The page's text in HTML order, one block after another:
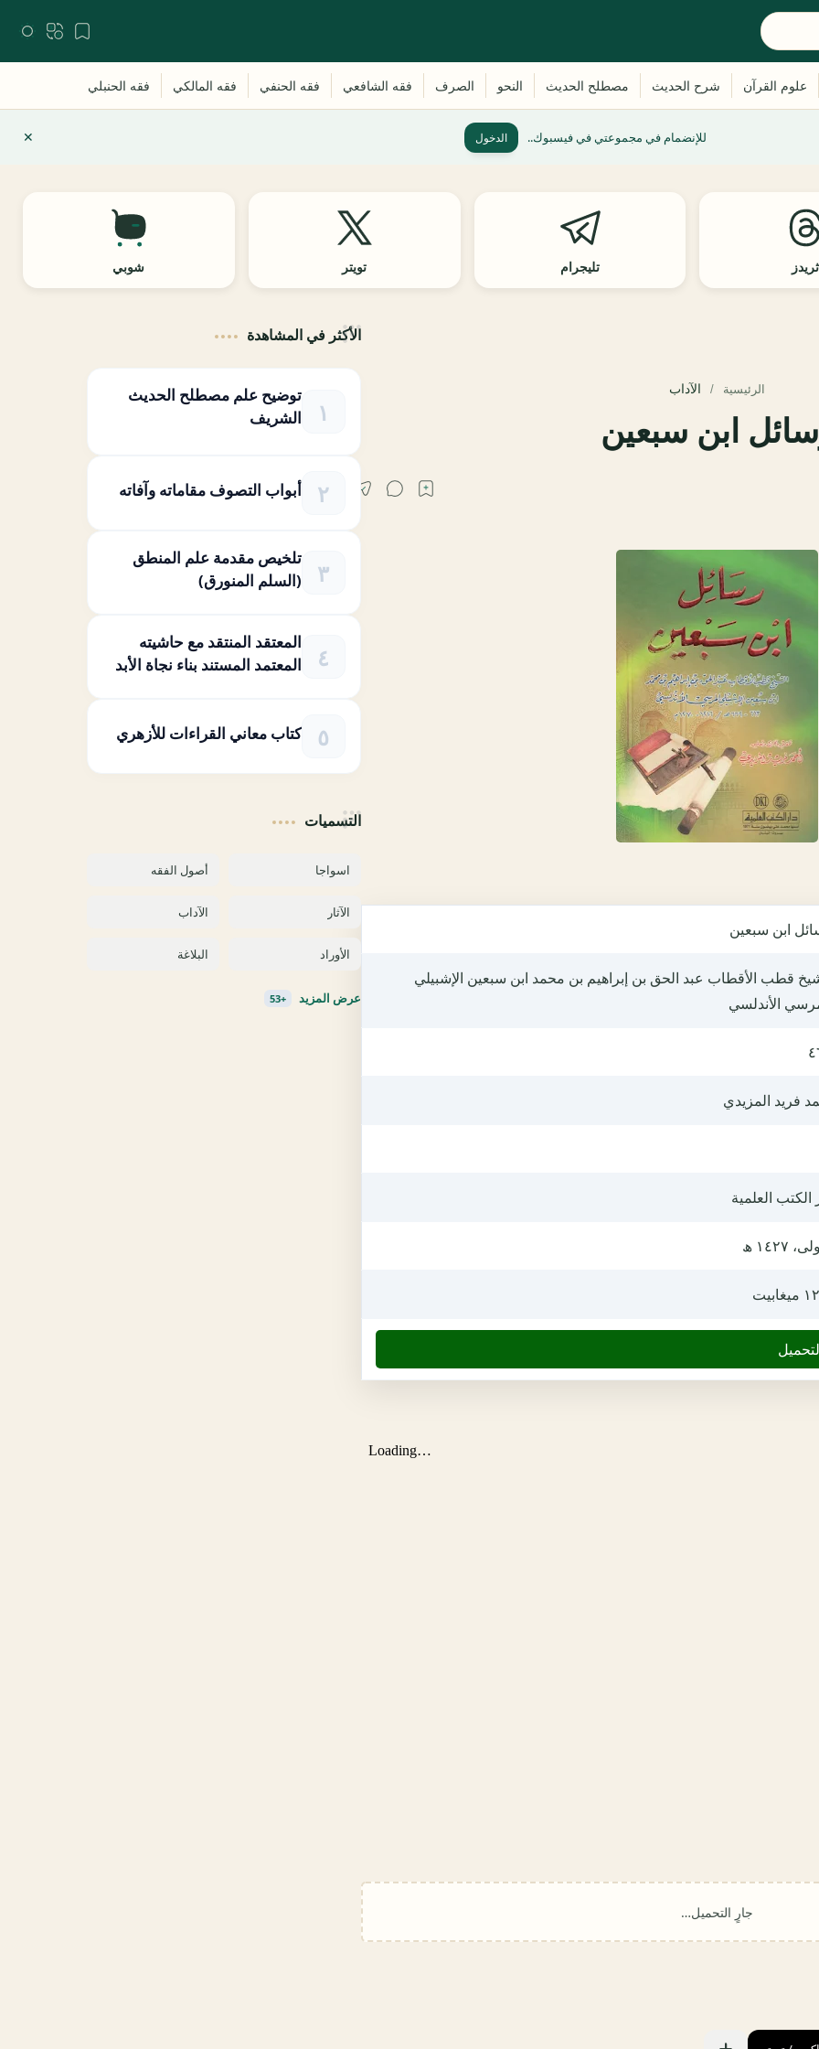
للإنضمام في مجموعتي في فيسبوك.. الدخول
ثريدز تليجرام تويتر شوبي
الرئيسية الآداب
ابن سبعين
ابن سبعين
قطب الأقطاب عبد الحق بن إبراهيم بن محمد ابن سبعين الإشبيلي
الأندلسي
فريد المزيدي
الكتب العلمية
١٤٢٧ ھ
الأكثر في المشاهدة
توضيح علم مصطلح الحديث
الشريف
أبواب التصوف مقاماته وآفاته
تلخيص مقدمة علم المنطق
(السلم المنورق)
المعتقد المنتقد مع حاشيته
المعتمد المستند بناء نجاة الأبد
كتاب معاني القراءات للأزهري
التسميات